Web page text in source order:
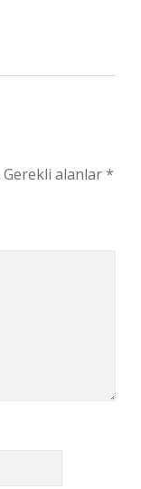
Gerekli alanlar*